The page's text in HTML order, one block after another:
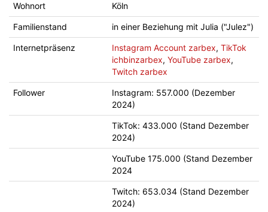
Wohnort Köln
Familienstand in einer Beziehung mit Julia ("Julez")
Internetpräsenz Instagram Account zarbex, TikTok
ichbinzarbex, YouTube zarbex,
Twitch zarbex
Follower
Instagram: 557.000 (Dezember
2024)
TikTok: 433.000 (Stand Dezember
2024)
YouTube 175.000 (Stand Dezember
2024
Twitch: 653.034 (Stand Dezember
2024)